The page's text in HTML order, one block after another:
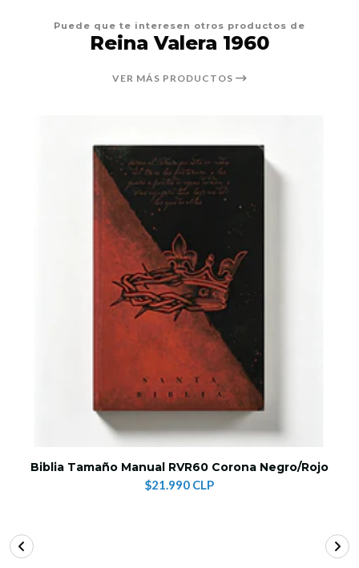
Puede que te interesen otros productos de
Reina Valera 1960
VER MÁS PRODUCTOS
Biblia Tamaño Manual RVR60 Corona Negro/Rojo
$21.990 CLP